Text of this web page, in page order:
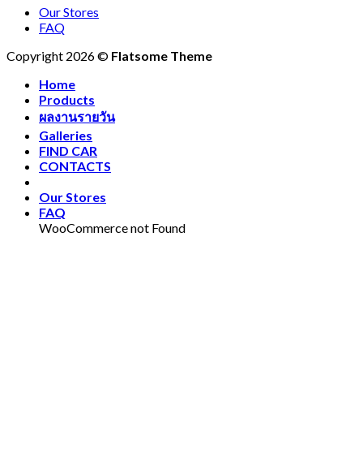
Our Stores
FAQ
Copyright 2026 © Flatsome Theme
Home
Products
ผลงานรายวัน
Galleries
FIND CAR
CONTACTS
Our Stores
FAQ
WooCommerce not Found